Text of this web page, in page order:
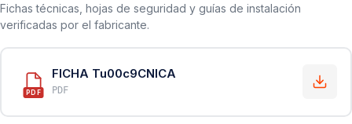
Fichas técnicas, hojas de seguridad y guías de instalación
verificadas por el fabricante.
PDF
FICHA Tu00c9CNICA
PDF